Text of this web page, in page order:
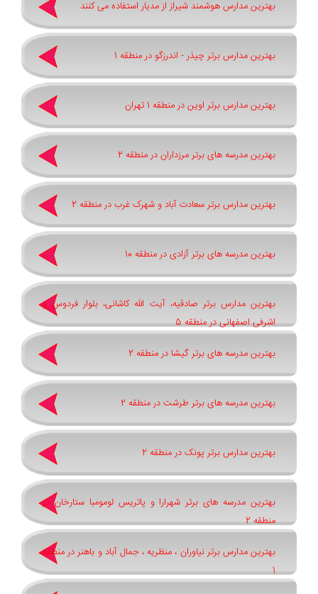
بهترین مدارس هوشمند شیراز از مدیار استفاده می کنند
بهترین مدارس برتر چیذر - اندرزگو در منطقه 1
بهترین مدارس برتر اوین در منطقه 1 تهران
بهترین مدرسه های برتر مرزداران در منطقه 2
بهترین مدارس برتر سعادت آباد و شهرک غرب در منطقه 2
بهترین مدرسه های برتر آزادی در منطقه 10
بهترین مدارس برتر صادقیه، آیت الله کاشانی، بلوار فردوس و
اشرفی اصفهانی در منطقه 5
بهترین مدرسه های برتر گیشا در منطقه 2
بهترین مدرسه های برتر طرشت در منطقه 2
بهترین مدارس برتر پونک در منطقه 2
بهترین مدرسه های برتر شهرارا و پاتريس لومومبا ستارخان در
منطقه 2
بهترین مدارس برتر نیاوران ، منظریه ، جمال آباد و باهنر در منطقه
1